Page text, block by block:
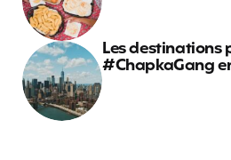
Les destinations
#ChapkaGang